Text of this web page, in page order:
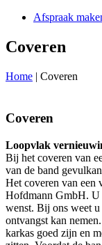
Afspraak
Coveren
Home | Coveren
Coveren
Loopvlak
Bij het coveren van
van de band
Het coveren van een
Hofdmann GmbH. U
wenst. Bij ons weet
ontvangst kan
karkas goed zijn en